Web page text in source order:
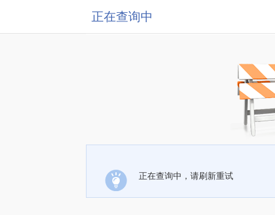
正在查询中
正在查询中，请刷新重试